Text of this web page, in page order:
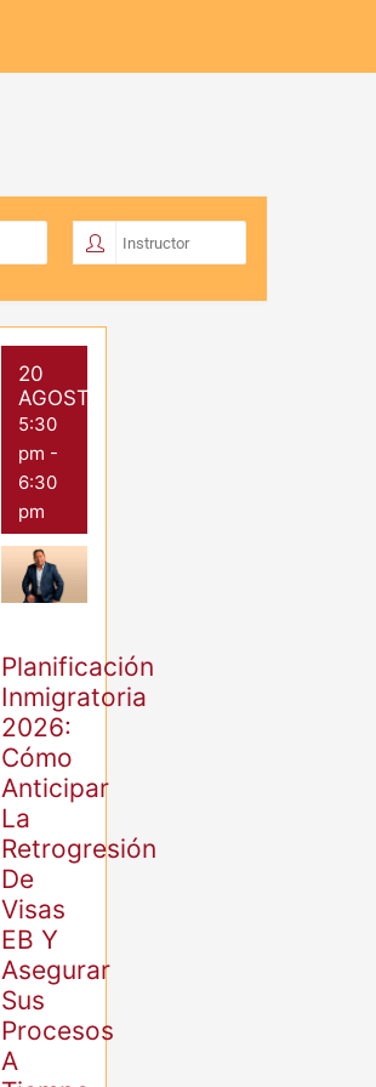
20
AGOSTO
5:30
pm -
6:30
pm
Planificación
Inmigratoria
2026:
Cómo
Anticipar
La
Retrogresión
De
Visas
EB Y
Asegurar
Sus
Procesos
A